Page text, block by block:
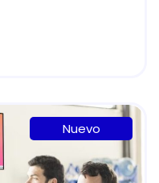
Nuevo